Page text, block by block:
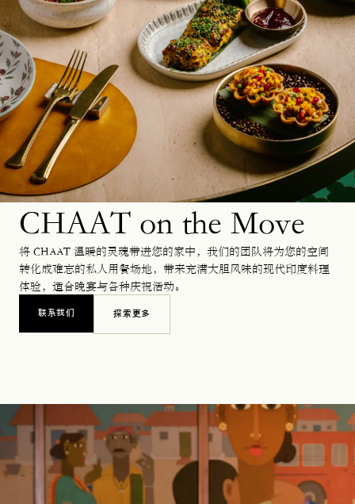
CHAAT on the Move
将 CHAAT 温暖的灵魂带进您的家中，我们的团队将为您的空间
转化成难忘的私人用餐场地，带来充满大胆风味的现代印度料理
体验，适合晚宴与各种庆祝活动。
联系我们 探索更多